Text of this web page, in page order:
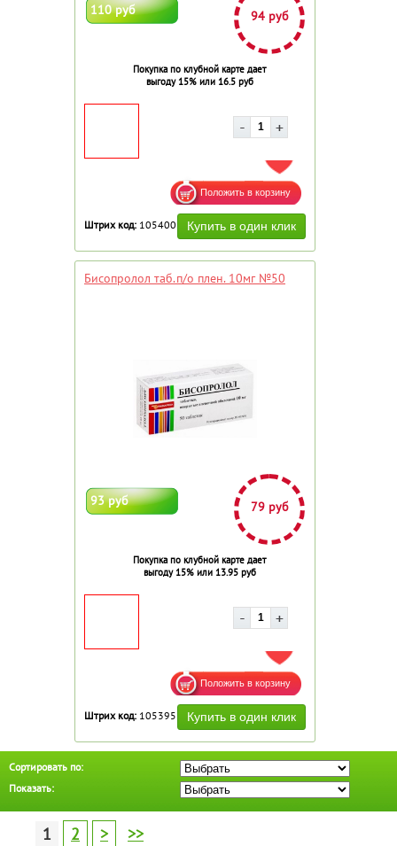
110 руб 94 руб
Покупка по клубной карте дает
выгоду 15% или 16.5 руб
ДОБАВИТЬ В ИЗБРАННОЕ
Штрих код: 105400
Бисопролол таб.п/о плен. 10мг №50
93 руб 79 руб
Покупка по клубной карте дает
выгоду 15% или 13.95 руб
ДОБАВИТЬ В ИЗБРАННОЕ
Штрих код: 105395
Сортировать по:
Показать:
1 2 > >>